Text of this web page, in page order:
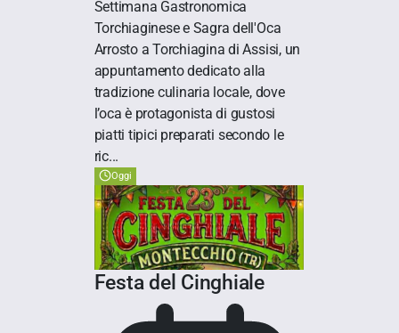
Settimana Gastronomica
Torchiaginese e Sagra dell'Oca
Arrosto a Torchiagina di Assisi, un
appuntamento dedicato alla
tradizione culinaria locale, dove
l’oca è protagonista di gustosi
piatti tipici preparati secondo le
ric...
Oggi
Festa del Cinghiale